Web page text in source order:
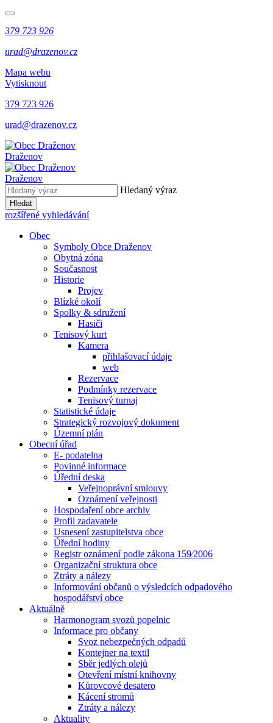
379 723 926
urad@drazenov.cz
Mapa webu
Vytisknout
379 723 926
urad@drazenov.cz
Draženov
Draženov
Hledaný výraz
Hledat
rozšířené vyhledávání
Obec
Symboly Obce Draženov
Obytná zóna
Současnost
Historie
Projev
Blízké okolí
Spolky & sdružení
Hasiči
Tenisový kurt
Kamera
přihlašovací údaje
web
Rezervace
Podmínky rezervace
Tenisový turnaj
Statistické údaje
Strategický rozvojový dokument
Územní plán
Obecní úřad
E- podatelna
Povinné informace
Úřední deska
Veřejnoprávní smlouvy
Oznámení veřejnosti
Hospodaření obce archiv
Profil zadavatele
Usnesení zastupitelstva obce
Úřední hodiny
Registr oznámení podle zákona 159⁄2006
Organizační struktura obce
Ztráty a nálezy
Informování občanů o výsledcích odpadového
hospodářství obce
Aktuálně
Harmonogram svozů popelnic
Informace pro občany
Svoz nebezpečných odpadů
Kontejner na textil
Sběr jedlých olejů
Otevření místní knihovny
Kůrovcové desatero
Kácení stromů
Ztráty a nálezy
Aktuality